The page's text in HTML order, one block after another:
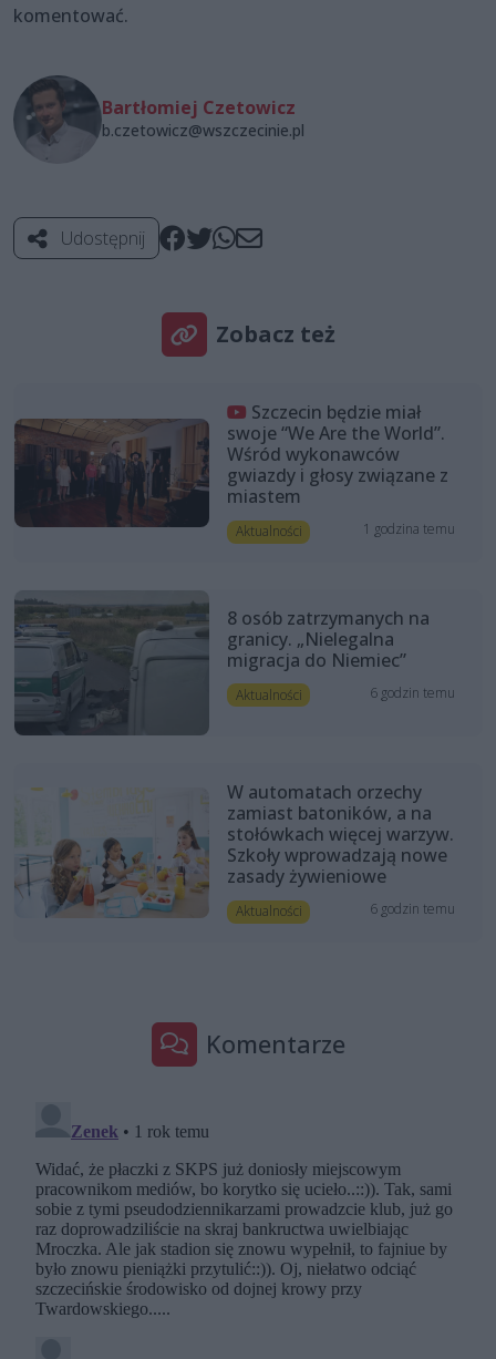
komentować.
Bartłomiej Czetowicz
b.czetowicz@wszczecinie.pl
Udostępnij
Zobacz też
Szczecin będzie miał
swoje “We Are the World”.
Wśród wykonawców
gwiazdy i głosy związane z
miastem
Aktualności 1 godzina temu
8 osób zatrzymanych na
granicy. „Nielegalna
migracja do Niemiec”
Aktualności 6 godzin temu
W automatach orzechy
zamiast batoników, a na
stołówkach więcej warzyw.
Szkoły wprowadzają nowe
zasady żywieniowe
Aktualności 6 godzin temu
Komentarze